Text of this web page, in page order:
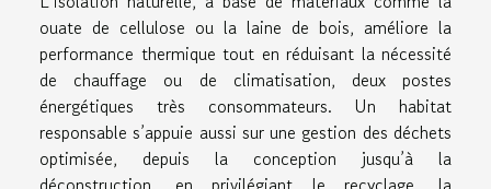
ouate de cellulose ou la laine de bois, améliore la
performance thermique tout en réduisant la nécessité
de chauffage ou de climatisation, deux postes
énergétiques très consommateurs. Un habitat
responsable s’appuie aussi sur une gestion des déchets
optimisée, depuis la conception jusqu’à la